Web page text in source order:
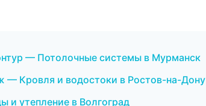
— Потолочные системы в Мурманск
— Кровля и водостоки в Ростов-на-Дону
утепление в Волгоград